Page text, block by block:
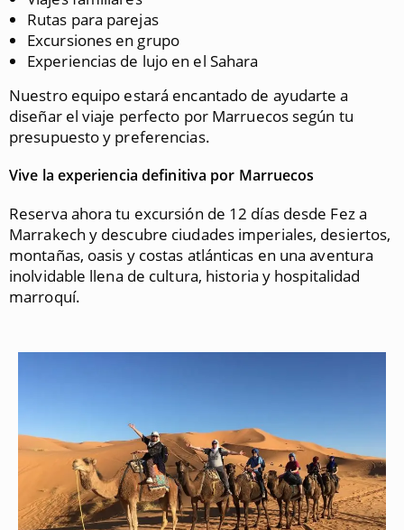
Rutas para parejas
Excursiones en grupo
Experiencias de lujo en el Sahara
Nuestro equipo estará encantado de ayudarte a
diseñar el viaje perfecto por Marruecos según tu
presupuesto y preferencias.
Vive la experiencia definitiva por Marruecos
Reserva ahora tu excursión de 12 días desde Fez a
Marrakech y descubre ciudades imperiales, desiertos,
montañas, oasis y costas atlánticas en una aventura
inolvidable llena de cultura, historia y hospitalidad
marroquí.